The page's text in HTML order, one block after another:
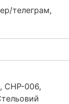
телеграм,
CHP-006,